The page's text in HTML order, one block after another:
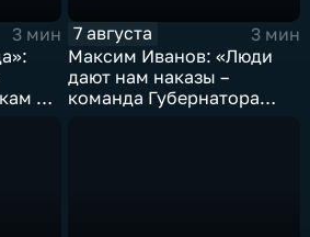
3 мин
в
7 августа
3 мин
Максим Иванов: «Люди
дают нам наказы –
команда Губернатора